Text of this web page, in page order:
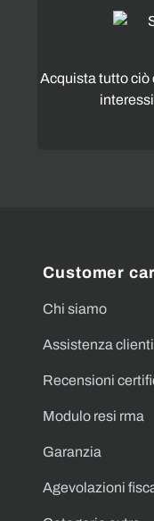
Acquista tutto ciò
Customer
Chi siamo
Assistenza clienti
Recensioni
Modulo resi rma
Garanzia
Agevolazioni